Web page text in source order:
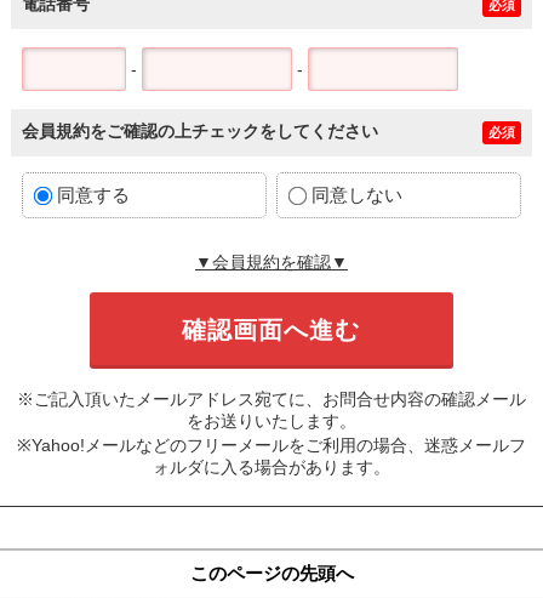
必須
- -
会員規約をご確認の上チェックをしてください 必須
同意する 同意しない
▼会員規約を確認▼
※ご記入頂いたメールアドレス宛てに、お問合せ内容の確認メール
をお送りいたします。
※Yahoo!メールなどのフリーメールをご利用の場合、迷惑メールフ
ォルダに入る場合があります。
このページの先頭へ